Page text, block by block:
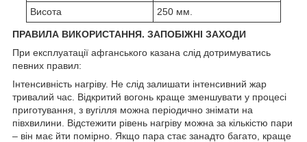
Висота
250 мм.
ПРАВИЛА ВИКОРИСТАННЯ. ЗАПОБІЖНІ ЗАХОДИ
При експлуатації афганського казана слід дотримуватись
певних правил:
Інтенсивність нагріву. Не слід залишати інтенсивний жар
тривалий час. Відкритий вогонь краще зменшувати у процесі
приготування, з вугілля можна періодично знімати на
півхвилини. Відстежити рівень нагріву можна за кількістю пари
– він має йти помірно. Якщо пара стає занадто багато, краще